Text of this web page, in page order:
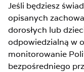
Jeśli będziesz
opisanych
dorosłych lub
odpowiedzialną w
monitorowanie
bezpośredniego